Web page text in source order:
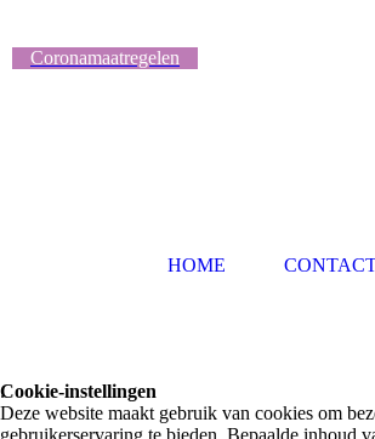
Coronamaatregelen
HOME
Cookie-instellingen
Deze website maakt gebruik van cookies om
gebruikerservaring te bieden. Bepaalde inhoud
.